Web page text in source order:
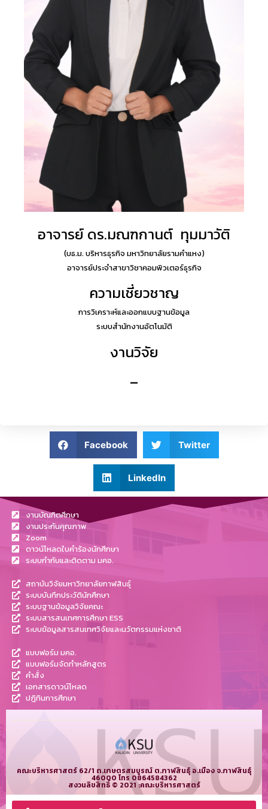
อาจารย์ ดร.มณฑกานต์ ทุมมาวัติ
(บธ.ม. บริหารธุรกิจ มหาวิทยาลัยรามคำแหง)
อาจารย์ประจำสาขาวิชาคอมพิวเตอร์ธุรกิจ
ความเชี่ยวชาญ
การวิเคราะห์และออกแบบฐานข้อมูล
ระบบสำนักงานอัตโนมัติ
งานวิจัย
–
Facebook Twitter
LinkedIn
งานบัณฑิตศึกษา
งานประกันคุณภาพ
Zoom
ดาวน์โหลดใบคำร้องนักศึกษา
ระบบกำกับและติดตาม มคอ.
สถาบันวิจัยมหาวิทยาลัยกาฬสินธุ์
ระบบบันทึกประวัตินักศึกษา
ระบบฐานข้อมูลวิจัยคณะ
ระบบสารสนเทศการศึกษา ESS
ระบบข้อมูลสารสนเทศวิจัยและนวัตกรรมแห่งชาติ
แบบฟอร์ม มคอ.
แบบฟอร์มจัดทำหลักสูตร
คำสั่ง
เอกสารดาวน์โหลด
ปฎิทินการศึกษา
คณะบริหารศาสตร์ 62/1 ถ.เกษตรสมบูรณ์ ต.กาฬสินธุ์ อ.เมือง จ.กาฬสินธุ์
46000 โทร 0864584362
สงวนลิขสิทธิ์ © 2021 :คณะบริหารศาสตร์